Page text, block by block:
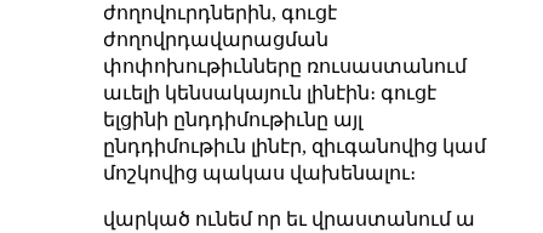
ժողովուրդներին, գուցէ
ժողովրդավարացման
փոփոխութիւնները ռուսաստանում
աւելի կենսակայուն լինէին։ գուցէ
ելցինի ընդդիմութիւնը այլ
ընդդիմութիւն լինէր, զիւգանովից կամ
մոշկովից պակաս վախենալու։
վարկած ունեմ որ եւ վրաստանում ա